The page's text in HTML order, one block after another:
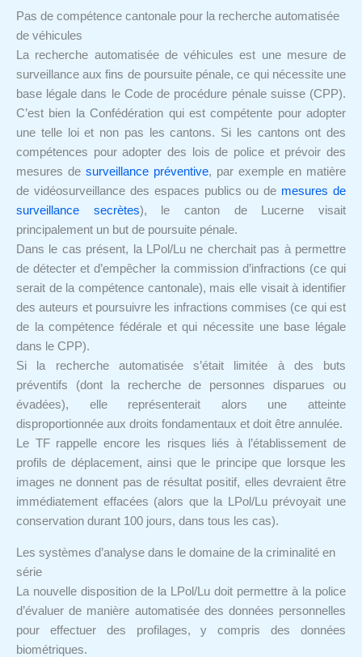
Pas de compétence cantonale pour la recherche automatisée
de véhicules
La recherche automatisée de véhicules est une mesure de
surveillance aux fins de poursuite pénale, ce qui nécessite une
base légale dans le Code de procédure pénale suisse (CPP).
C’est bien la Confédération qui est compétente pour adopter
une telle loi et non pas les cantons. Si les cantons ont des
compétences pour adopter des lois de police et prévoir des
mesures de surveillance préventive, par exemple en matière
de vidéosurveillance des espaces publics ou de mesures de
surveillance secrètes), le canton de Lucerne visait
principalement un but de poursuite pénale.
Dans le cas présent, la LPol/Lu ne cherchait pas à permettre
de détecter et d’empêcher la commission d’infractions (ce qui
serait de la compétence cantonale), mais elle visait à identifier
des auteurs et poursuivre les infractions commises (ce qui est
de la compétence fédérale et qui nécessite une base légale
dans le CPP).
Si la recherche automatisée s’était limitée à des buts
préventifs (dont la recherche de personnes disparues ou
évadées), elle représenterait alors une atteinte
disproportionnée aux droits fondamentaux et doit être annulée.
Le TF rappelle encore les risques liés à l’établissement de
profils de déplacement, ainsi que le principe que lorsque les
images ne donnent pas de résultat positif, elles devraient être
immédiatement effacées (alors que la LPol/Lu prévoyait une
conservation durant 100 jours, dans tous les cas).
Les systèmes d’analyse dans le domaine de la criminalité en
série
La nouvelle disposition de la LPol/Lu doit permettre à la police
d’évaluer de manière automatisée des données personnelles
pour effectuer des profilages, y compris des données
biométriques.